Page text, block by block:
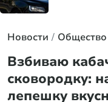
Новости Общество
Взбиваю
сковородку:
лепешку